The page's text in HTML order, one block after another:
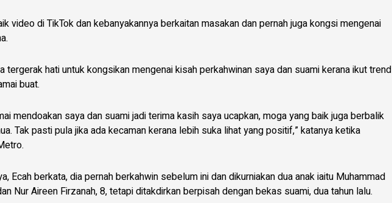
video di TikTok dan kebanyakannya berkaitan masakan dan pernah juga kongsi mengenai
tergerak hati untuk kongsikan mengenai kisah perkahwinan saya dan suami kerana ikut trend
buat.
mendoakan saya dan suami jadi terima kasih saya ucapkan, moga yang baik juga berbalik
Tak pasti pula jika ada kecaman kerana lebih suka lihat yang positif,” katanya ketika
Ecah berkata, dia pernah berkahwin sebelum ini dan dikurniakan dua anak iaitu Muhammad
Nur Aireen Firzanah, 8, tetapi ditakdirkan berpisah dengan bekas suami, dua tahun lalu.